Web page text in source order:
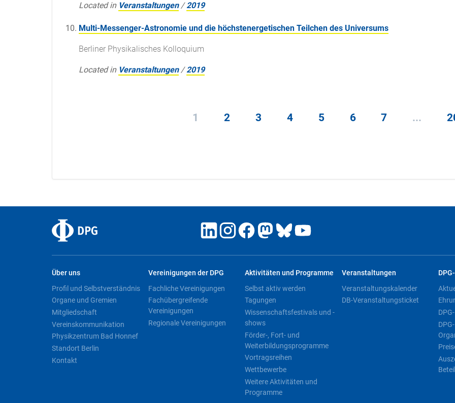
Located in Veranstaltungen /2019
Multi-Messenger-Astronomie und die höchstenergetischen Teilchen des Universums
Berliner Physikalisches Kolloquium
Located in Veranstaltungen /2019
1 2 3 4 5 6 7 ...
Über uns
Profil und Selbstverständnis
Organe und Gremien
Mitgliedschaft
Vereinskommunikation
Physikzentrum Bad Honnef
Standort Berlin
Kontakt
Vereinigungen der DPG
Fachliche Vereinigungen
Fachübergreifende
Vereinigungen
Regionale Vereinigungen
Aktivitäten und Programme
Selbst aktiv werden
Tagungen
Wissenschaftsfestivals und -
shows
Förder-, Fort- und
Weiterbildungsprogramme
Vortragsreihen
Wettbewerbe
Weitere Aktivitäten und
Programme
Veranstaltungen
Veranstaltungskalender
DB-Veranstaltungsticket